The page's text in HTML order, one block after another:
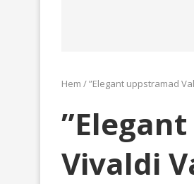
Hem /”Elegant uppstramad
Vivaldi